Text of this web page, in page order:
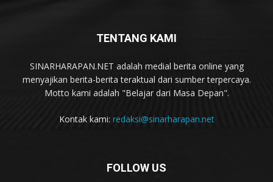
TENTANG KAMI
SINARHARAPAN.NET adalah medial berita online yang
menyajikan berita-berita teraktual dari sumber terpercaya.
Motto kami adalah "Belajar dari Masa Depan".
Kontak kami: redaksi@sinarharapan.net
FOLLOW US